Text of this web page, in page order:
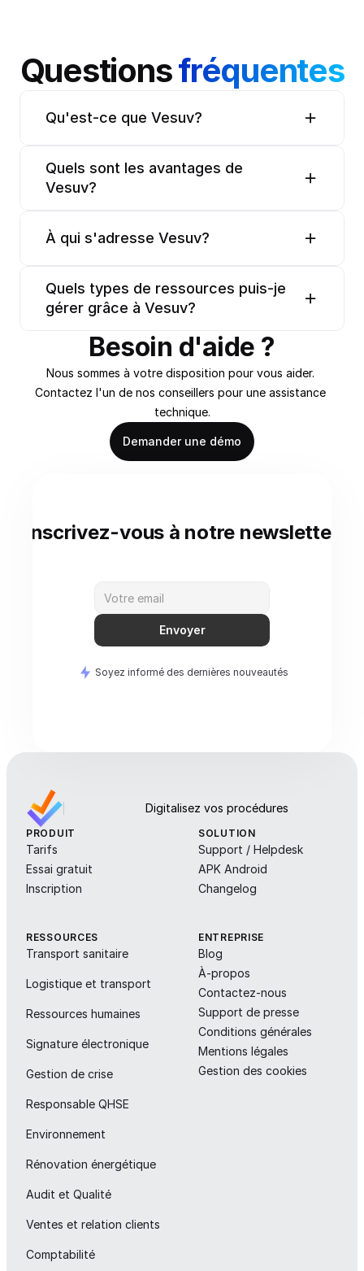
Questions fréquentes
Qu'est-ce que Vesuv?
Quels sont les avantages de
Vesuv?
À qui s'adresse Vesuv?
Quels types de ressources puis-je
gérer grâce à Vesuv?
Besoin d'aide ?
Nous sommes à votre disposition pour vous aider.
Contactez l'un de nos conseillers pour une assistance
technique.
Demander une démo
Inscrivez-vous à notre newsletter
Envoyer
Soyez informé des dernières nouveautés
Digitalisez vos procédures
PRODUIT
Tarifs
Essai gratuit
Inscription
SOLUTION
Support / Helpdesk
APK Android
Changelog
RESSOURCES
Transport sanitaire
Logistique et transport
Ressources humaines
Signature électronique
Gestion de crise
Responsable QHSE
Environnement
Rénovation énergétique
Audit et Qualité
Ventes et relation clients
Comptabilité
ENTREPRISE
Blog
À-propos
Contactez-nous
Support de presse
Conditions générales
Mentions légales
Gestion des cookies